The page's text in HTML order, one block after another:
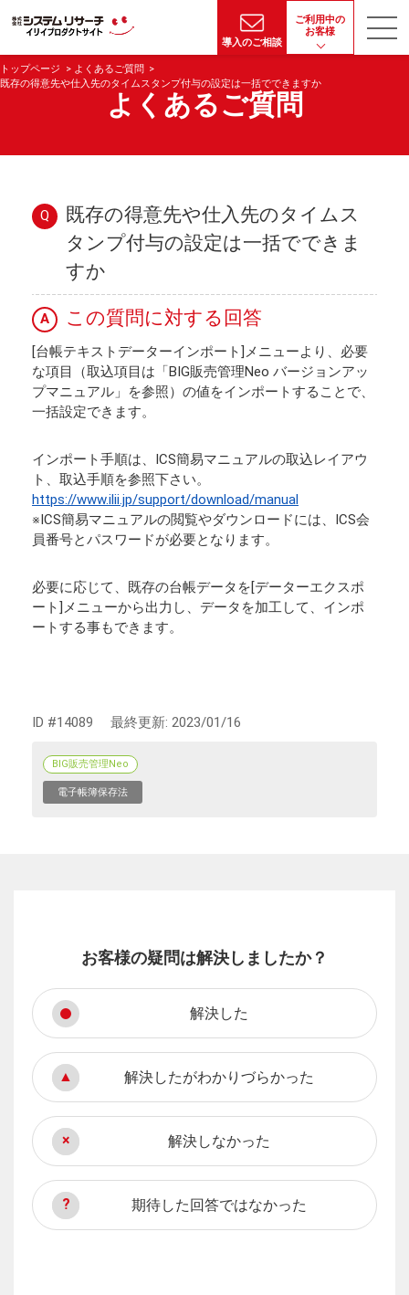
導入のご相談
ご利用中の
お客様
トップページ
よくあるご質問
既存の得意先や仕入先のタイムスタンプ付与の設定は一括でできますか
よくあるご質問
Q
既存の得意先や仕入先のタイムス
タンプ付与の設定は一括でできま
すか
A この質問に対する回答
[台帳テキストデーターインポート]メニューより、必要
な項目（取込項目は「BIG販売管理Neo バージョンアッ
プマニュアル」を参照）の値をインポートすることで、
一括設定できます。
インポート手順は、ICS簡易マニュアルの取込レイアウ
ト、取込手順を参照下さい。
https://www.ilii.jp/support/download/manual
※ICS簡易マニュアルの閲覧やダウンロードには、ICS会
員番号とパスワードが必要となります。
必要に応じて、既存の台帳データを[データーエクスポ
ート]メニューから出力し、データを加工して、インポ
ートする事もできます。
ID #14089 最終更新: 2023/01/16
BIG販売管理Neo
電子帳簿保存法
お客様の疑問は解決しましたか？
解決した
解決したがわかりづらかった
解決しなかった
期待した回答ではなかった